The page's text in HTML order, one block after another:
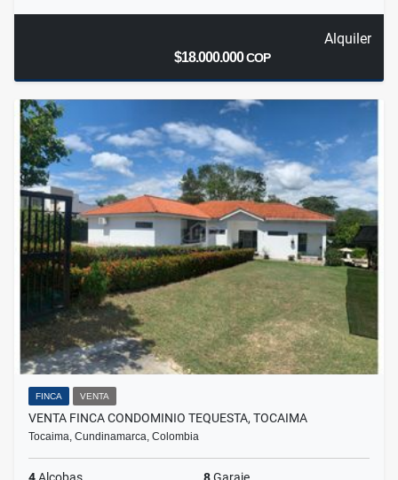
Alquiler
$18.000.000COP
FINCA VENTA
VENTA FINCA CONDOMINIO TEQUESTA, TOCAIMA
Tocaima, Cundinamarca, Colombia